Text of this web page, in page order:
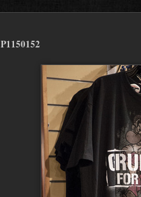
P1150152